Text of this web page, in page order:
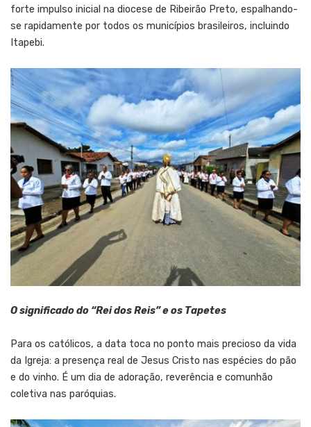
forte impulso inicial na diocese de Ribeirão Preto, espalhando-
se rapidamente por todos os municípios brasileiros, incluindo
Itapebi.
O significado do “Rei dos Reis” e os Tapetes
Para os católicos, a data toca no ponto mais precioso da vida
da Igreja: a presença real de Jesus Cristo nas espécies do pão
e do vinho. É um dia de adoração, reverência e comunhão
coletiva nas paróquias.